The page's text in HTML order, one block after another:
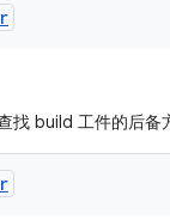
找 build 工件的后备